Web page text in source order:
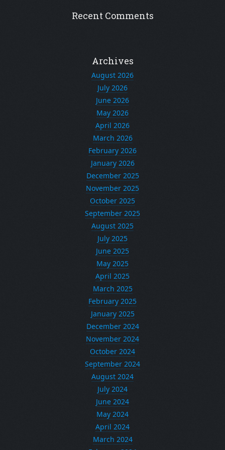
Recent Comments
Archives
August 2026
July 2026
June 2026
May 2026
April 2026
March 2026
February 2026
January 2026
December 2025
November 2025
October 2025
September 2025
August 2025
July 2025
June 2025
May 2025
April 2025
March 2025
February 2025
January 2025
December 2024
November 2024
October 2024
September 2024
August 2024
July 2024
June 2024
May 2024
April 2024
March 2024